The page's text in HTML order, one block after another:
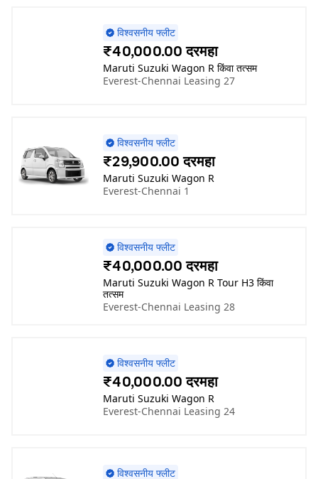
विश्वसनीय फ्लीट
₹40,000.00 दरमहा
Maruti Suzuki Wagon R किंवा तत्सम
Everest-Chennai Leasing 27
विश्वसनीय फ्लीट
₹29,900.00 दरमहा
Maruti Suzuki Wagon R
Everest-Chennai 1
विश्वसनीय फ्लीट
₹40,000.00 दरमहा
Maruti Suzuki Wagon R Tour H3 किंवा
तत्सम
Everest-Chennai Leasing 28
विश्वसनीय फ्लीट
₹40,000.00 दरमहा
Maruti Suzuki Wagon R
Everest-Chennai Leasing 24
विश्वसनीय फ्लीट